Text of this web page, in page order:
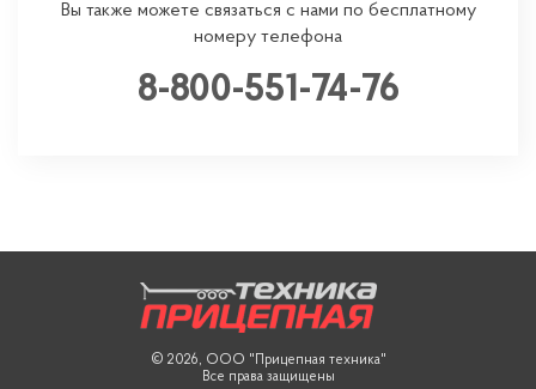
Вы также можете связаться с нами по бесплатному
номеру телефона
8-800-551-74-76
© 2026, ООО "Прицепная техника"
Все права защищены